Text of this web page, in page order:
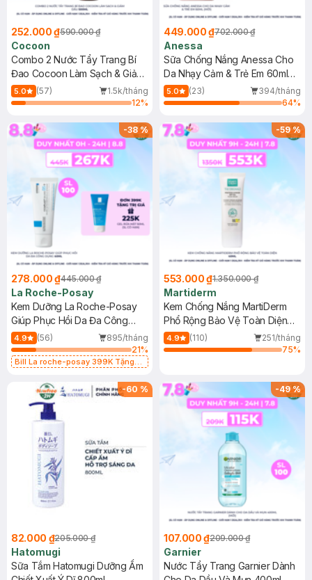
252.000 ₫590.000 ₫
Cocoon
Combo 2 Nước Tẩy Trang Bí
Đao Cocoon Làm Sạch & Giảm
Dầu 500ml
5.0 (57)
1.5k/tháng
12%
449.000 ₫702.000 ₫
Anessa
Sữa Chống Nắng Anessa Cho
Da Nhạy Cảm & Trẻ Em 60ml
(Mới)
5.0 (23)
394/tháng
64%
-38%
278.000 ₫445.000 ₫
La Roche-Posay
Kem Dưỡng La Roche-Posay
Giúp Phục Hồi Da Đa Công
Dụng 40ml
4.9 (56)
895/tháng
21%
Bill La roche-posay 399K Tặng
(SL có hạn)
-59%
553.000 ₫1.350.000 ₫
Martiderm
Kem Chống Nắng MartiDerm
Phổ Rộng Bảo Vệ Toàn Diện
40ml
4.9 (110)
251/tháng
75%
-60 %
82.000 ₫205.000 ₫
Hatomugi
Sữa Tắm Hatomugi Dưỡng Ẩm
-49%
107.000 ₫209.000 ₫
Garnier
Nước Tẩy Trang Garnier Dành